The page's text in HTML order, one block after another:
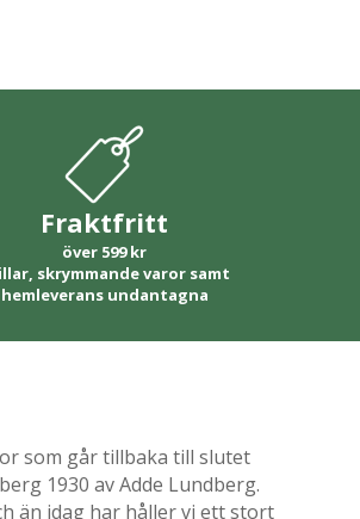
Fraktfritt
över 599 kr
skrymmande varor samt
hemleverans undantagna
som går tillbaka till slutet
1930 av Adde Lundberg.
än idag har håller vi ett stort